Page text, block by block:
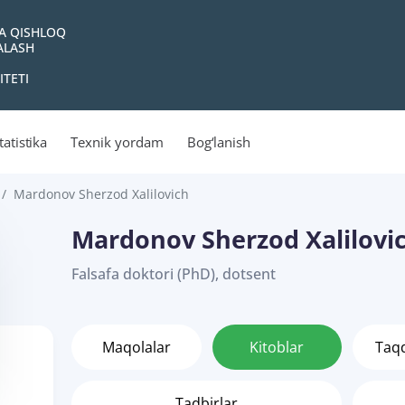
QISHLOQ
Texnik yordam Bog‘lanish
Mardonov Sherzod Xalilovich
Mardonov Sherzod
Falsafa doktori (PhD), dotsent
Maqolalar Kitoblar